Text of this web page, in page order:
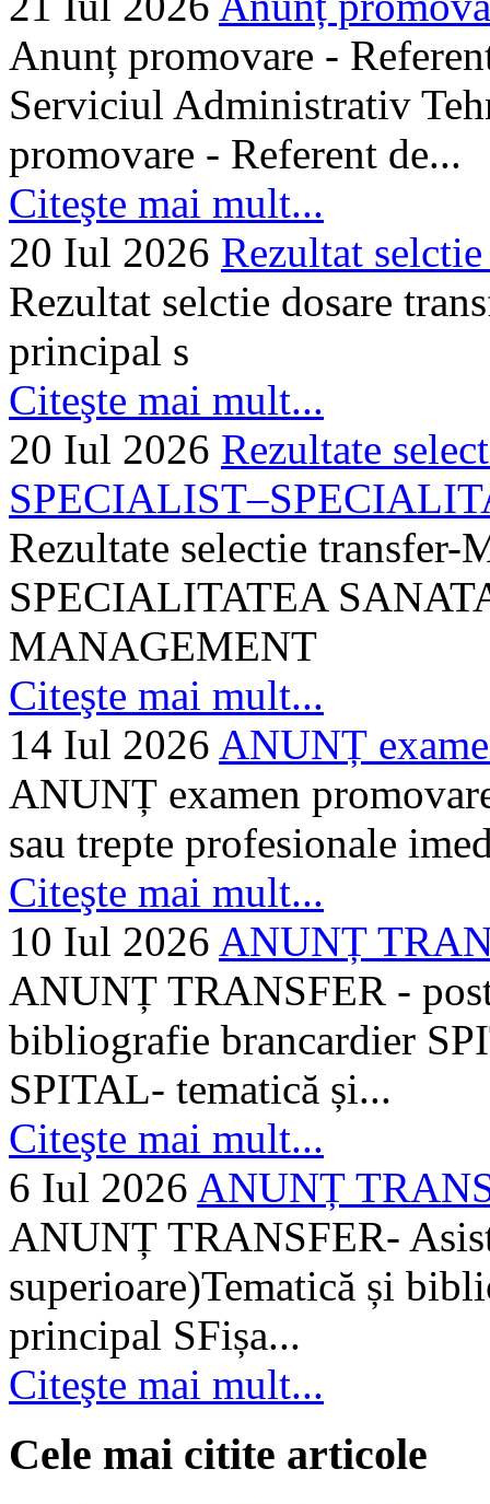
Anunț promovare -
Serviciul Administrativ
promovare - Referent de...
Citeşte mai mult...
20 Iul 2026 Rezultat
Rezultat selctie dosare
principal s
Citeşte mai mult...
20 Iul 2026 Rezultate
Rezultate selectie
SPECIALITATEA
MANAGEMENT
Citeşte mai mult...
14 Iul 2026 ANUNȚ
ANUNȚ examen
sau trepte profesionale
Citeşte mai mult...
10 Iul 2026 ANUNȚ
ANUNȚ TRANSFER -
bibliografie brancardier
SPITAL- tematică și...
Citeşte mai mult...
6 Iul 2026 ANUNȚ
ANUNȚ TRANSFER-
superioare)Tematică și
principal SFișa...
Citeşte mai mult...
Cele mai citite articole